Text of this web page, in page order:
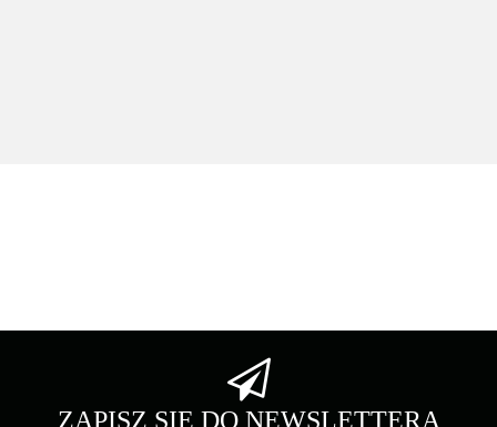
Brother
ZAPISZ SIĘ DO NEWSLETTERA